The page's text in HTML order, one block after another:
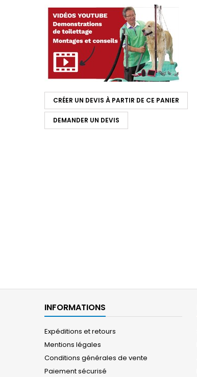
CRÉER UN DEVIS À PARTIR DE CE PANIER
DEMANDER UN DEVIS
INFORMATIONS
Expéditions et retours
Mentions légales
Conditions générales de vente
Paiement sécurisé